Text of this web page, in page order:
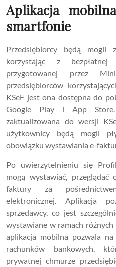
Aplikacja
smartfonie
Przedsiębiorcy będą mogli
korzystając z
przygotowanej przez
przedsiębiorców
KSeF jest ona dostępna do
Google Play i App Store.
zaktualizowana do wersji
użytkownicy będą mogli
obowiązku wystawiania e-
Po uwierzytelnieniu się
mogą wystawiać, przeglądać
faktury za
elektronicznej. Aplikacja
sprzedawcy, co jest
wystawiane w ramach
aplikacja mobilna pozwala
rachunków bankowych,
prywatnej chmurze